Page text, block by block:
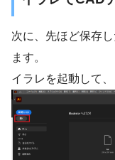
次に、先ほど保存
ます。
イラレを起動して、